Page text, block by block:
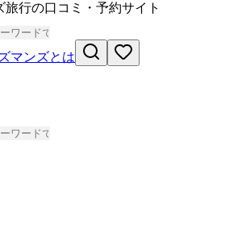
旅行の口コミ・予約サイト
マンズとは